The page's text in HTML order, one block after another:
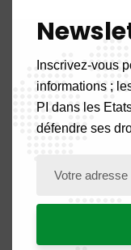
A la une
Actualité
Inscrivez-vous
informations ;
PI dans les
défendre ses